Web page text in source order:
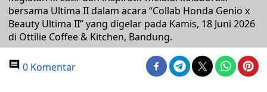
bersama Ultima II dalam acara “Collab Honda Genio x
Beauty Ultima II” yang digelar pada Kamis, 18 Juni 2026
di Ottilie Coffee & Kitchen, Bandung.
0 Komentar